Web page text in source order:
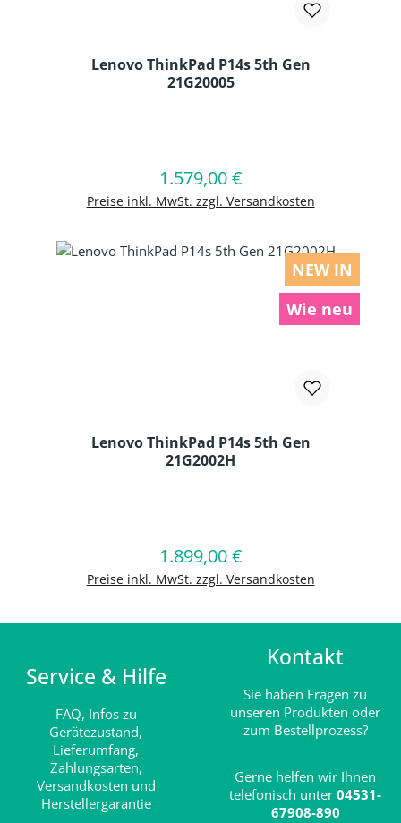
Lenovo ThinkPad P14s 5th Gen
21G20005
Regulärer Preis:
1.579,00 €
Preise inkl. MwSt. zzgl. Versandkosten
In den Warenkorb
NEW IN
Wie neu
Lenovo ThinkPad P14s 5th Gen
21G2002H
Regulärer Preis:
1.899,00 €
Preise inkl. MwSt. zzgl. Versandkosten
In den Warenkorb
Service & Hilfe
FAQ, Infos zu
Gerätezustand,
Lieferumfang,
Zahlungsarten,
Versandkosten und
Herstellergarantie
Kontakt
Sie haben Fragen zu
unseren Produkten oder
zum Bestellprozess?
Gerne helfen wir Ihnen
telefonisch unter 04531-
67908-890